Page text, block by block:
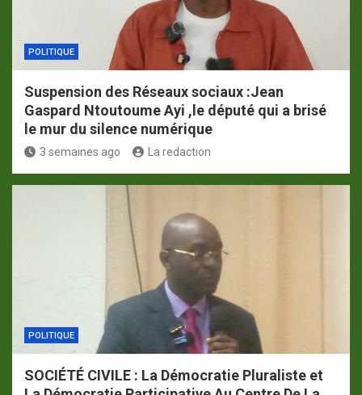
POLITIQUE
Suspension des Réseaux sociaux :Jean
Gaspard Ntoutoume Ayi ,le député qui a brisé
le mur du silence numérique
3 semaines ago La redaction
POLITIQUE
SOCIÉTÉ CIVILE : La Démocratie Pluraliste et